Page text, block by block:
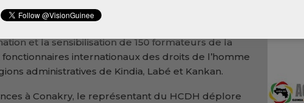
des droits de l’homme en Guinée. A ce jour,
été déployés dans les quatre régions du pays,
et la sensibilisation de 150 formateurs de la
fonctionnaires internationaux des droits de l’homme
administratives de Kindia, Labé et Kankan.
à Conakry, le représentant du HCDH déplore